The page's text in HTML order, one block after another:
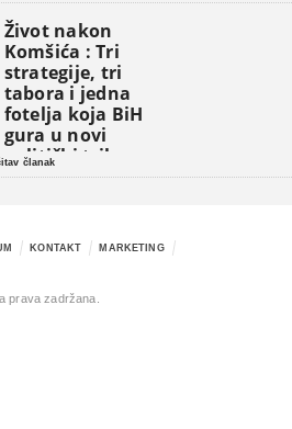
Život nakon
Komšića : Tri
strategije, tri
tabora i jedna
fotelja koja BiH
gura u novi
politički triler
članak
KONTAKT
MARKETING
prava zadržana.